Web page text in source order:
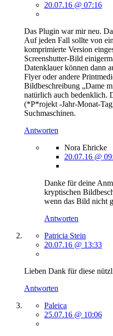
20.07.16 @ 07:16
Das Plugin war mir neu.
Auf jeden Fall sollte von
komprimierte Version
Screenshutter-Bild
Datenklauer können dann
Flyer oder andere
Bildbeschreibung „Dame
natürlich auch bedenklich.
(*P*rojekt -Jahr-Monat-
Suchmaschinen.
Antworten
Nora Ehricke
20.07.16 @
Danke für deine
kryptischen
wenn das Bild nicht
Antworten
Patricia Stein
20.07.16 @ 13:33
Lieben Dank für diese
Antworten
Paleica
25.07.16 @ 10:06